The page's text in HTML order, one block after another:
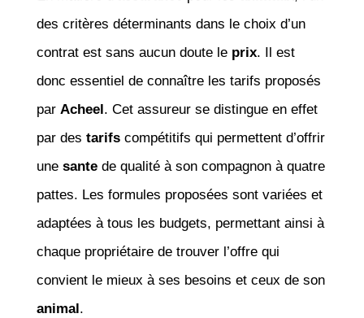
des critères déterminants dans le choix d’un
contrat est sans aucun doute le prix. Il est
donc essentiel de connaître les tarifs proposés
par Acheel . Cet assureur se distingue en effet
par des tarifscompétitifs qui permettent d’offrir
une santede qualité à son compagnon à quatre
pattes. Les formules proposées sont variées et
adaptées à tous les budgets, permettant ainsi à
chaque propriétaire de trouver l’offre qui
convient le mieux à ses besoins et ceux de son
animal .